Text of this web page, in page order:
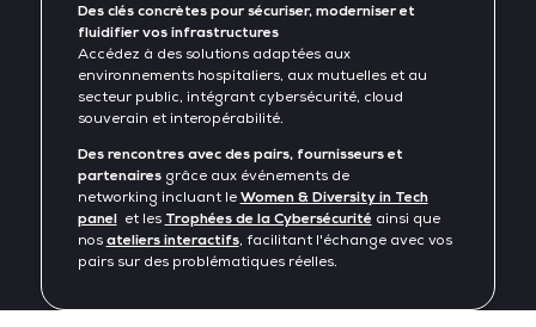
Des clés concrètes pour sécuriser, moderniser et
fluidifier vos infrastructures
Accédez à des solutions adaptées aux
environnements hospitaliers, aux mutuelles et au
secteur public, intégrant cybersécurité, cloud
souverain et interopérabilité.
Des rencontres avec des pairs, fournisseurs et
partenairesgrâce aux événements de
networking incluant le Women & Diversity in Tech
panelet les Trophées de la Cybersécurité ainsi que
nos ateliers interactifs, facilitant l'échange avec vos
pairs sur des problématiques réelles.